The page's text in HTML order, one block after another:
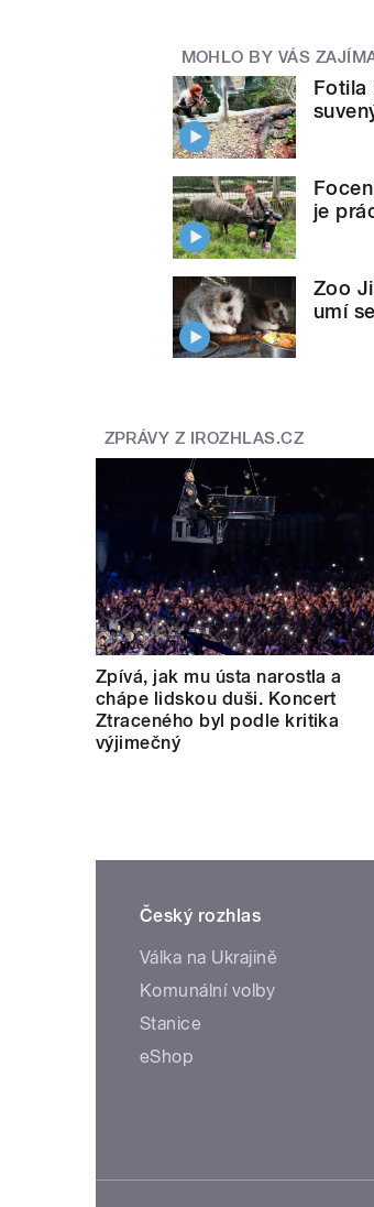
MOHLO BY VÁS
Fotila
je
Zoo
umí
ZPRÁVY Z IROZHLAS.CZ
Zpívá, jak mu ústa narostla a
chápe lidskou duši. Koncert
Ztraceného byl podle kritika
výjimečný
Český rozhlas
Válka na Ukrajině
Komunální volby
Stanice
eShop